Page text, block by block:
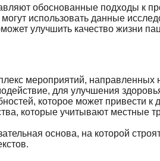
обоснованные подходы к
использовать данные
улучшить качество жизни
мероприятий, направленных
для улучшения
которое может привести к
которые учитывают местные
основа, на которой